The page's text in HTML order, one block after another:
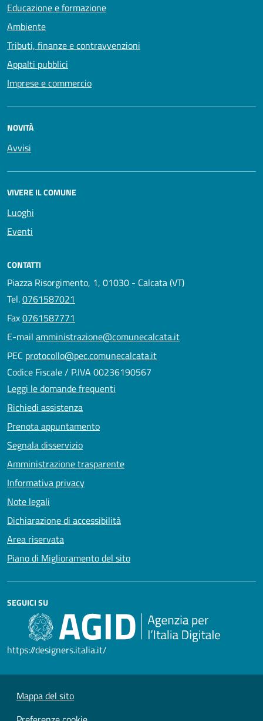
Educazione e formazione
Ambiente
Tributi, finanze e contravvenzioni
Appalti pubblici
Imprese e commercio
NOVITÀ
Avvisi
VIVERE IL COMUNE
Luoghi
Eventi
CONTATTI
Piazza Risorgimento, 1, 01030 - Calcata (VT)
Tel.0761587021
Fax0761587771
E-mail amministrazione@comunecalcata.it
PEC protocollo@pec.comunecalcata.it
Codice Fiscale / P.IVA 00236190567
Leggi le domande frequenti
Richiedi assistenza
Prenota appuntamento
Segnala disservizio
Amministrazione trasparente
Informativa privacy
Note legali
Dichiarazione di accessibilità
Area riservata
Piano di Miglioramento del sito
SEGUICI SU
https://designers.italia.it/
Mappa del sito